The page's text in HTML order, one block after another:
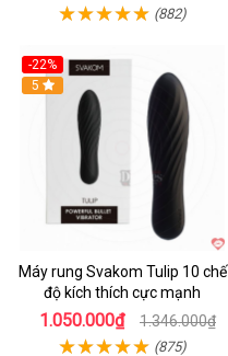
(882)
-22%
Hot
5
Máy rung Svakom Tulip 10 chế
độ kích thích cực mạnh
1.050.000₫ 1.346.000₫
(875)